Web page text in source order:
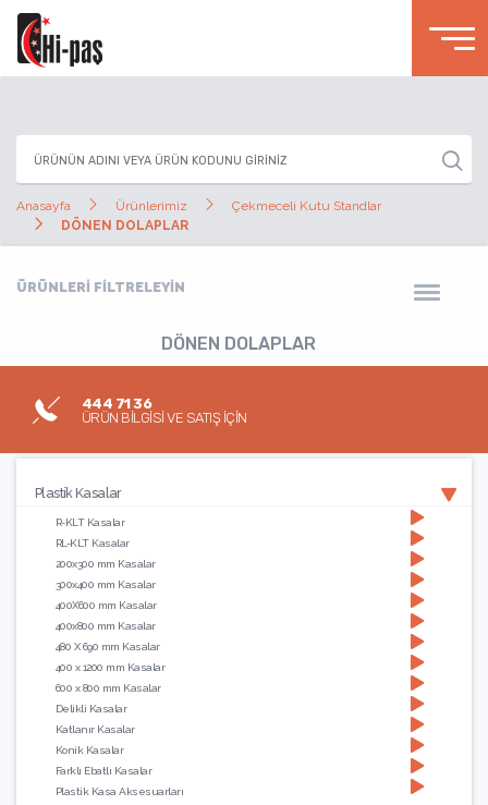
Anasayfa Ürünlerimiz
Çekmeceli Kutu Standlar
DÖNEN DOLAPLAR
ÜRÜNLERİ FİLTRELEYİN
DÖNEN DOLAPLAR
444 71 36
ÜRÜN BİLGİSİ VE SATIŞ İÇİN
Plastik Kasalar
R-KLT Kasalar
RL-KLT Kasalar
200x300 mm Kasalar
300x400 mm Kasalar
400X600 mm Kasalar
400x800 mm Kasalar
480 X 690 mm Kasalar
400 x 1200 mm Kasalar
600 x 800 mm Kasalar
Delikli Kasalar
Katlanır Kasalar
Konik Kasalar
Farklı Ebatlı Kasalar
Plastik Kasa Aksesuarları